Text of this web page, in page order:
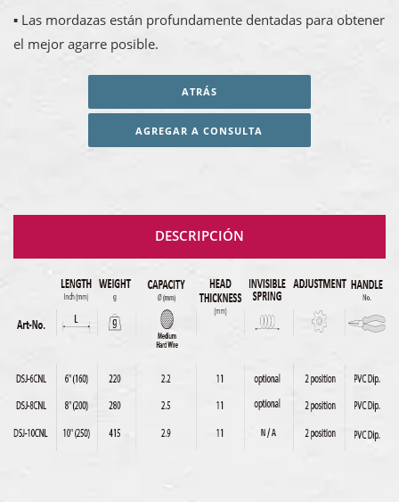
▪ Las mordazas están profundamente dentadas para obtener
el mejor agarre posible.
ATRÁS
AGREGAR A CONSULTA
DESCRIPCIÓN